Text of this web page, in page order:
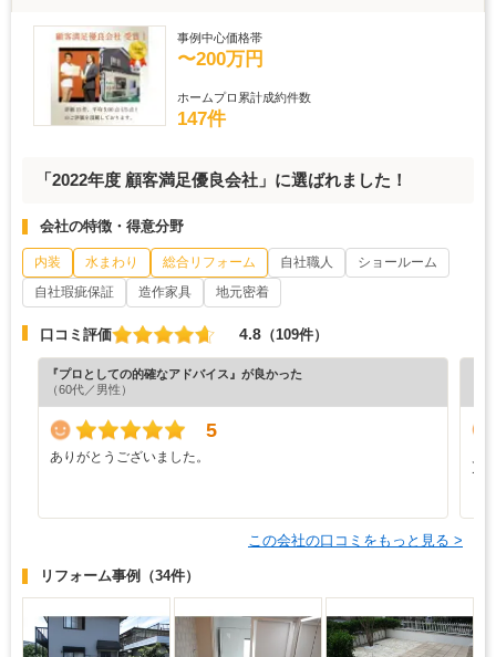
事例中心価格帯
〜200万円
ホームプロ累計成約件数
147件
「2022年度 顧客満足優良会社」に選ばれました！
会社の特徴・得意分野
内装 水まわり 総合リフォーム 自社職人
ショールーム
自社瑕疵保証
造作家具 地元密着
口コミ評価 4.8 （109件）
『プロとしての的確なアドバイス』が良かった
（60代／男性）
5
ありがとうございました。
で
この会社の口コミをもっと見る >
リフォーム事例 （34件）